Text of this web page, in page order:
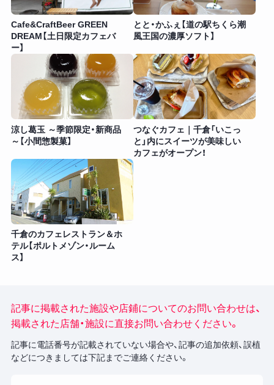
Cafe&CraftBeer GREEN
DREAM【土日限定カフェバ
ー】
とと・かふぇ【道の駅ちくら潮
風王国の濃厚ソフト】
涼し葛玉 ～季節限定・新商品
～【小間惣製菓】
つなぐカフェ｜千倉「いこっ
と」内にスイーツが美味しい
カフェがオープン！
千倉のカフェレストラン＆ホ
テル【ポルトメゾン・ルーム
ス】
記事に掲載された施設や店鋪についてのお問い合わせは、
掲載された店舗・施設に直接お問い合わせください。
記事に電話番号が記載されていない場合や、記事の追加依頼、誤植
などにつきましては下記までご連絡ください。